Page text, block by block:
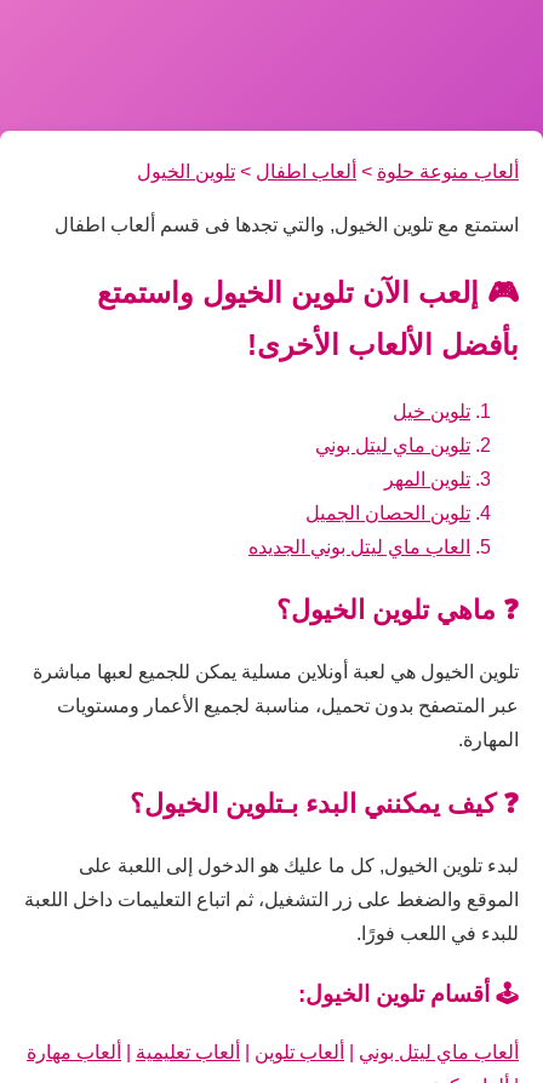
ألعاب منوعة حلوة > ألعاب اطفال > تلوين الخيول
استمتع مع تلوين الخيول, والتي تجدها فى قسم ألعاب اطفال
🎮 إلعب الآن تلوين الخيول واستمتع
بأفضل الألعاب الأخرى!
تلوين خيل
تلوين ماي ليتل بوني
تلوين المهر
تلوين الحصان الجميل
العاب ماي ليتل بوني الجديده
❓ ماهي تلوين الخيول؟
تلوين الخيول هي لعبة أونلاين مسلية يمكن للجميع لعبها مباشرة
عبر المتصفح بدون تحميل، مناسبة لجميع الأعمار ومستويات
المهارة.
❓ كيف يمكنني البدء بـتلوين الخيول؟
لبدء تلوين الخيول, كل ما عليك هو الدخول إلى اللعبة على
الموقع والضغط على زر التشغيل، ثم اتباع التعليمات داخل اللعبة
للبدء في اللعب فورًا.
🕹️ أقسام تلوين الخيول:
ألعاب ماي ليتل بوني ألعاب تلوين ألعاب تعليمية
ألعاب مهارة